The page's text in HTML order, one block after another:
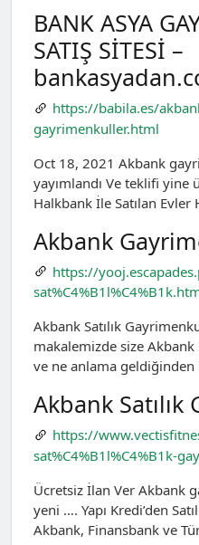
BANK ASYA
SATIŞ SİTESİ –
https://babila.es/
gayrimenkuller.html
Oct 18, 2021 Akbank
yayımlandı Ve teklifi
Halkbank İle Satılan Evler
Akbank
https://
Akbank Satılık
makalemizde size
ve ne anlama geldiğinden
Akbank
https://
sat%C4%B1l%C4%B1k-
Ücretsiz İlan Ver Akbank
yeni …. Yapı Kredi’den
Akbank, Finansbank ve